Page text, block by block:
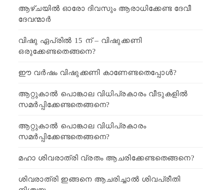
ആഴ്ചയിൽ ഓരോ ദിവസും ആരാധിക്കേണ്ട ദേവീ
ദേവന്മാർ
വിഷു ഏപ്രിൽ 15 ന് – വിഷുക്കണി
ഒരുക്കേണ്ടതെങ്ങനെ?
ഈ വർഷം വിഷുക്കണി കാണേണ്ടതെപ്പോൾ?
ആറ്റുകാൽ പൊങ്കാല വിധിപ്രകാരം വീടുകളിൽ
സമർപ്പിക്കേണ്ടതെങ്ങനെ?
ആറ്റുകാൽ പൊങ്കാല വിധിപ്രകാരം
സമർപ്പിക്കേണ്ടതെങ്ങനെ?
മഹാ ശിവരാത്രി വ്രതം ആചരിക്കേണ്ടതെങ്ങനെ?
ശിവരാത്രി ഇങ്ങനെ ആചരിച്ചാൽ ശിവപ്രീതി